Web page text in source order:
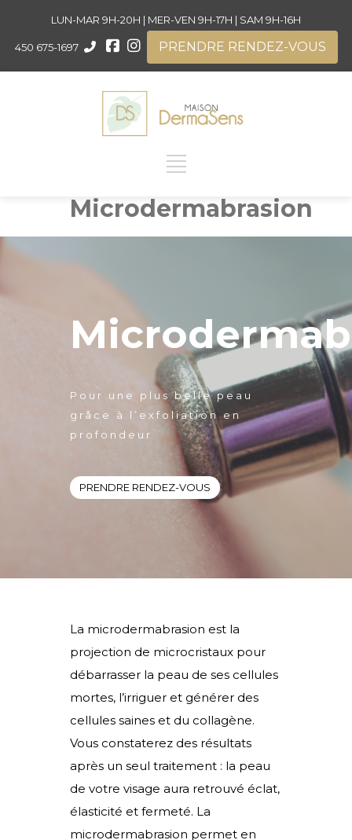
LUN-MAR 9H-20H | MER-VEN 9H-17H | SAM 9H-16H
450 675-1697 PRENDRE RENDEZ-VOUS
Microdermabrasion
Pour une plus belle peau
grâce à l’exfoliation en
profondeur
PRENDRE RENDEZ-VOUS
La microdermabrasion est la
projection de microcristaux pour
débarrasser la peau de ses cellules
mortes, l’irriguer et générer des
cellules saines et du collagène.
Vous constaterez des résultats
après un seul traitement : la peau
de votre visage aura retrouvé éclat,
élasticité et fermeté. La
microdermabrasion permet en